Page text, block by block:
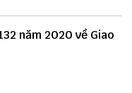
năm 2020 về Giao